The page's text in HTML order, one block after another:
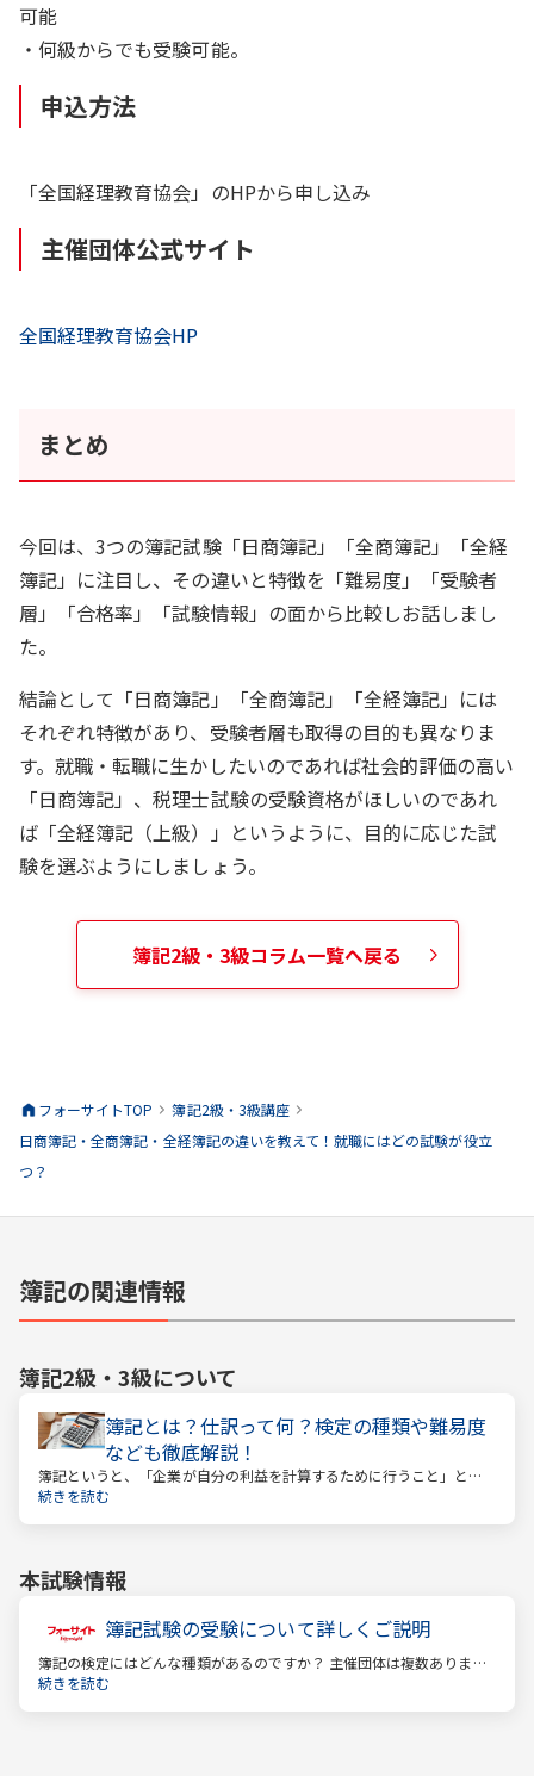
可能
・何級からでも受験可能。
申込方法
「全国経理教育協会」のHPから申し込み
主催団体公式サイト
全国経理教育協会HP
まとめ
今回は、3つの簿記試験「日商簿記」「全商簿記」「全経
簿記」に注目し、その違いと特徴を「難易度」「受験者
層」「合格率」「試験情報」の面から比較しお話しまし
た。
結論として「日商簿記」「全商簿記」「全経簿記」には
それぞれ特徴があり、受験者層も取得の目的も異なりま
す。就職・転職に生かしたいのであれば社会的評価の高い
「日商簿記」、税理士試験の受験資格がほしいのであれ
ば「全経簿記（上級）」というように、目的に応じた試
験を選ぶようにしましょう。
簿記2級・3級コラム一覧へ戻る
フォーサイトTOP 簿記2級・3級講座
日商簿記・全商簿記・全経簿記の違いを教えて！就職にはどの試験が役立
つ？
簿記の関連情報
簿記2級・3級について
簿記とは？仕訳って何？検定の種類や難易度
なども徹底解説！
簿記というと、「企業が自分の利益を計算するために行うこと」とい
うイメージがあるかもしれません。しかし、それはほんの一側面に過
続きを読む
本試験情報
簿記試験の受験について詳しくご説明
簿記の検定にはどんな種類があるのですか？ 主催団体は複数ありま
す。 もっとも評価の高い「日商検定」をお薦めします。
続きを読む